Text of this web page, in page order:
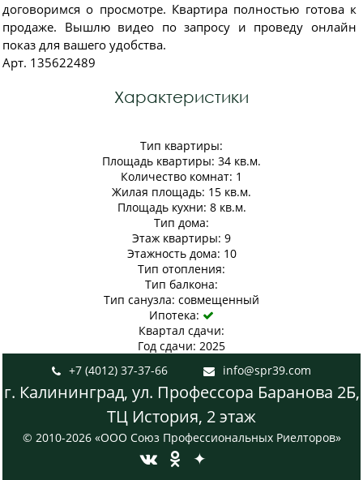
договоримся о просмотре. Квартира полностью готова к
продаже. Вышлю видео по запросу и проведу онлайн
показ для вашего удобства.
Арт. 135622489
Характеристики
Тип квартиры:
Площадь квартиры: 34 кв.м.
Количество комнат: 1
Жилая площадь: 15 кв.м.
Площадь кухни: 8 кв.м.
Тип дома:
Этаж квартиры: 9
Этажность дома: 10
Тип отопления:
Тип балкона:
Тип санузла: совмещенный
Ипотека: 
Квартал сдачи:
Год сдачи: 2025
 +7 (4012) 37-37-66  info@spr39.com
г. Калининград, ул. Профессора Баранова 2Б,
ТЦ История, 2 этаж
© 2010-2026 «ООО Союз Профессиональных Риелторов»
  ✦